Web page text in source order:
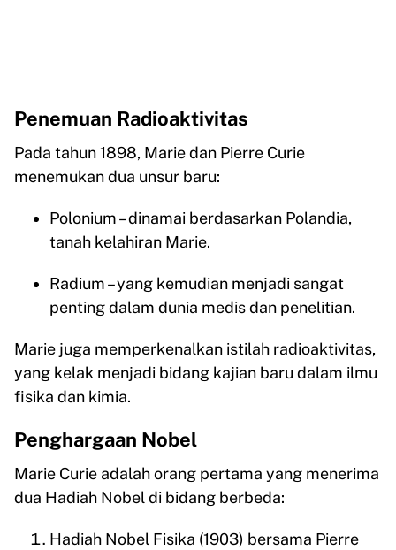
Penemuan Radioaktivitas
Pada tahun 1898, Marie dan Pierre Curie
menemukan dua unsur baru:
Polonium – dinamai berdasarkan Polandia,
tanah kelahiran Marie.
Radium – yang kemudian menjadi sangat
penting dalam dunia medis dan penelitian.
Marie juga memperkenalkan istilah radioaktivitas,
yang kelak menjadi bidang kajian baru dalam ilmu
fisika dan kimia.
Penghargaan Nobel
Marie Curie adalah orang pertama yang menerima
dua Hadiah Nobel di bidang berbeda:
Hadiah Nobel Fisika (1903) bersama Pierre